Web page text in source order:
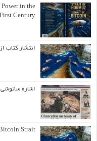
Power in the
Century
انتشار کتاب
اشاره
Strait